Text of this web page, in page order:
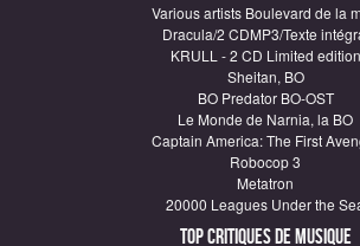
Various artists Boulevard de la
Dracula/2 CDMP3/Texte
KRULL - 2 CD Limited edition
Sheitan, BO
BO Predator BO-OST
Le Monde de Narnia, la BO
Captain America: The First
Robocop 3
Metatron
20000 Leagues Under the
Top critiques de Musique